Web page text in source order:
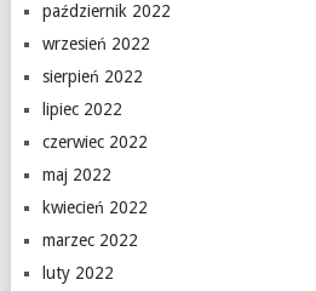
październik 2022
wrzesień 2022
sierpień 2022
lipiec 2022
czerwiec 2022
maj 2022
kwiecień 2022
marzec 2022
luty 2022